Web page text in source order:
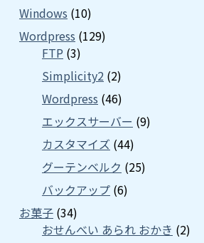
Windows (10)
Wordpress (129)
FTP (3)
Simplicity2 (2)
Wordpress (46)
エックスサーバー (9)
カスタマイズ (44)
グーテンベルク (25)
バックアップ (6)
お菓子 (34)
おせんべい あられ おかき (2)